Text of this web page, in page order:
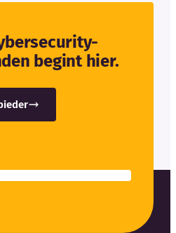
begint hier.